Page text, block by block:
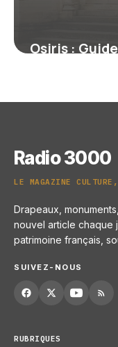
Osiris :
Radio 3000
LE MAGAZINE
Drapeaux,
nouvel article chaque
patrimoine français,
SUIVEZ-NOUS
RUBRIQUES